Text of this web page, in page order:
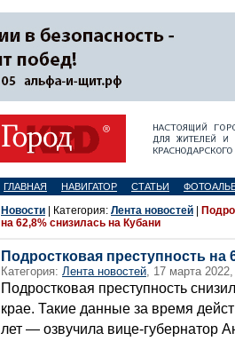
ГЛАВНАЯ НАВИГАТОР СТАТЬИ
Новости | Категория: Лента новостей
на 62,8% снизилась на Кубани
Подростковая преступность на
Категория: Лента новостей, 17 марта
Подростковая преступность
крае. Такие данные за время
лет — озвучила вице-губернатор